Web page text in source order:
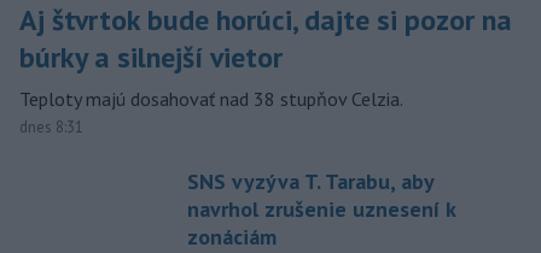
Aj štvrtok bude horúci, dajte si pozor na
búrky a silnejší vietor
Teploty majú dosahovať nad 38 stupňov Celzia.
dnes 8:31
SNS vyzýva T. Tarabu, aby
navrhol zrušenie uznesení k
zonáciám